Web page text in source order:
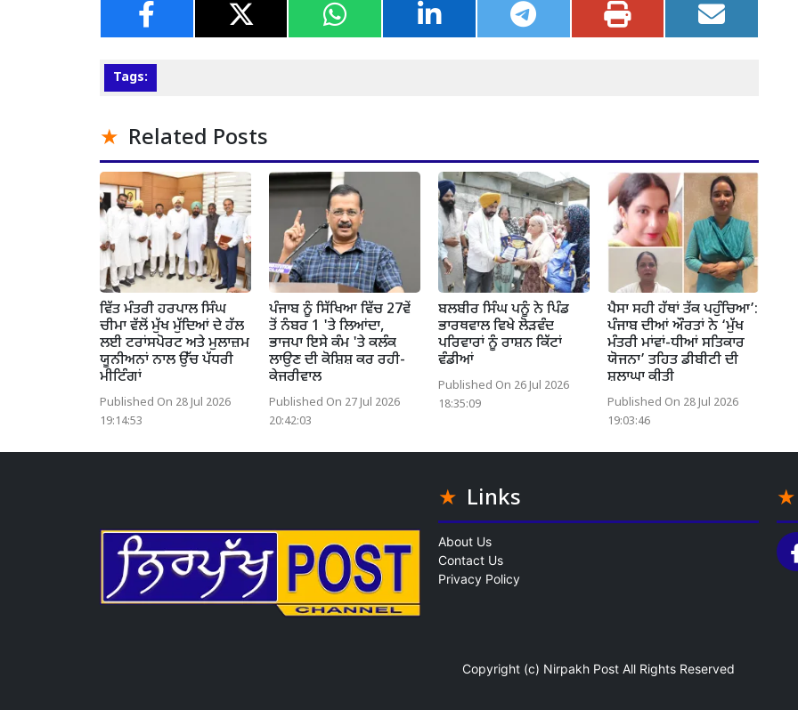
Tags:
Related Posts
ਵਿੱਤ ਮੰਤਰੀ ਹਰਪਾਲ ਸਿੰਘ
ਚੀਮਾ ਵੱਲੋਂ ਮੁੱਖ ਮੁੱਦਿਆਂ ਦੇ ਹੱਲ
ਲਈ ਟਰਾਂਸਪੋਰਟ ਅਤੇ ਮੁਲਾਜ਼ਮ
ਯੂਨੀਅਨਾਂ ਨਾਲ ਉੱਚ ਪੱਧਰੀ
ਮੀਟਿੰਗਾਂ
Published On 28 Jul 2026
19:14:53
ਪੰਜਾਬ ਨੂੰ ਸਿੱਖਿਆ ਵਿੱਚ 27ਵੇਂ
ਤੋਂ ਨੰਬਰ 1 'ਤੇ ਲਿਆਂਦਾ,
ਭਾਜਪਾ ਇਸੇ ਕੰਮ 'ਤੇ ਕਲੰਕ
ਲਾਉਣ ਦੀ ਕੋਸ਼ਿਸ਼ ਕਰ ਰਹੀ-
ਕੇਜਰੀਵਾਲ
Published On 27 Jul 2026
20:42:03
ਬਲਬੀਰ ਸਿੰਘ ਪਨੂੰ ਨੇ ਪਿੰਡ
ਭਾਰਥਵਾਲ ਵਿਖੇ ਲੋੜਵੰਦ
ਪਰਿਵਾਰਾਂ ਨੂੰ ਰਾਸ਼ਨ ਕਿੱਟਾਂ
ਵੰਡੀਆਂ
Published On 26 Jul 2026
18:35:09
ਪੈਸਾ ਸਹੀ ਹੱਥਾਂ ਤੱਕ ਪਹੁੰਚਿਆ’:
ਪੰਜਾਬ ਦੀਆਂ ਔਰਤਾਂ ਨੇ ‘ਮੁੱਖ
ਮੰਤਰੀ ਮਾਂਵਾਂ-ਧੀਆਂ ਸਤਿਕਾਰ
ਯੋਜਨਾ’ ਤਹਿਤ ਡੀਬੀਟੀ ਦੀ
ਸ਼ਲਾਘਾ ਕੀਤੀ
Published On 28 Jul 2026
19:03:46
Links
About Us
Contact Us
Privacy Policy
Copyright (c) Nirpakh Post All Rights Reserved